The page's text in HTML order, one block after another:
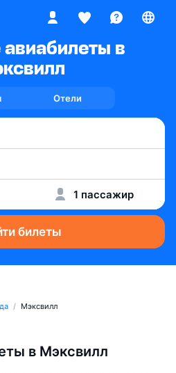
в
Отели
1 пассажир
билеты
Мэксвилл
в Мэксвилл